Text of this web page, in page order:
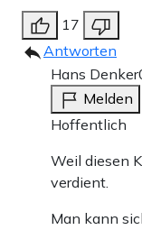
17
Antworten
Hans Denker
Melden
Hoffentlich
Weil diesen
verdient.
Man kann